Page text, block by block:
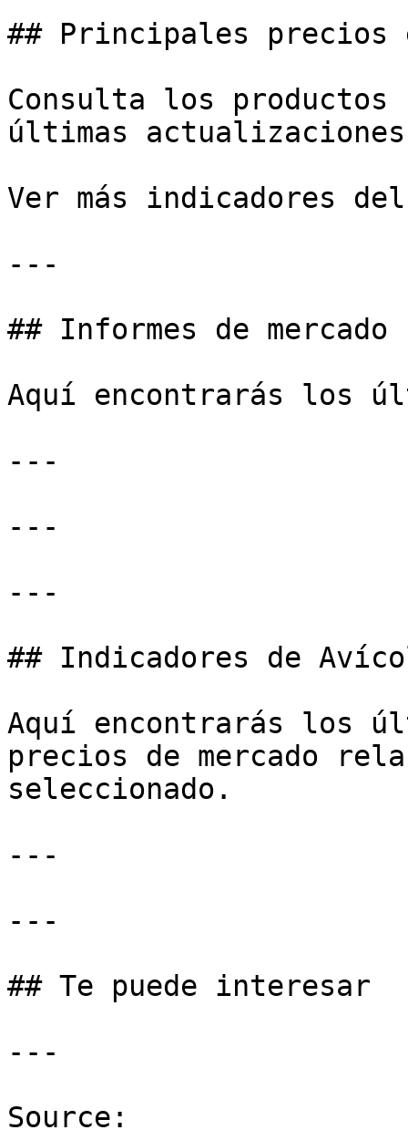
## Principales precios
Consulta los productos
últimas
Ver más indicadores
---
## Informes de mercado
Aquí encontrarás los
---
---
---
## Indicadores de
Aquí encontrarás los
precios de mercado
seleccionado.
---
---
## Te puede interesar
---
Source: